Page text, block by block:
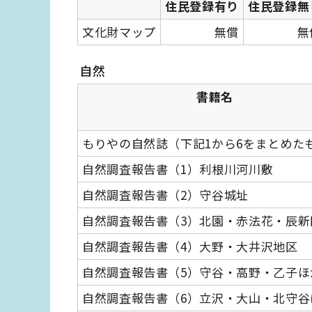
住民登録有り
住民登録
文化財マップ
無償
自然
書籍名
もりやの自然誌（下記1から6をまとめた
自然調査報告書（1）利根川河川敷
自然調査報告書（2）守谷城址
自然調査報告書（3）北園・赤法花・辰
自然調査報告書（4）大野・大井沢地区
自然調査報告書（5）守谷・高野・乙子
自然調査報告書（6）立沢・大山・北守